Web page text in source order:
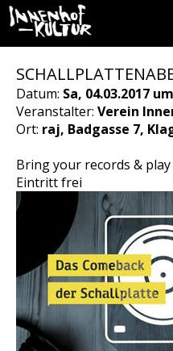
Datum: Sa, 04.03.2017
Veranstalter: Verein
Ort: raj, Badgasse 7,
Bring your records &
Eintritt frei